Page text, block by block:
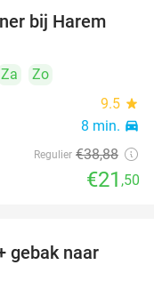
45%
bij Harem
Za
Zo
9.5 star
8 min. directions_car
Regulier €38,88
€21 ,50
gebak naar